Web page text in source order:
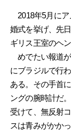
2018年5月にア
婚式を挙げ、先
ギリス王室のヘン
めでたい報道
にブラジルで行
ある。その手首
ングの腕時計だ
受けて、無反射
スは青みがかか